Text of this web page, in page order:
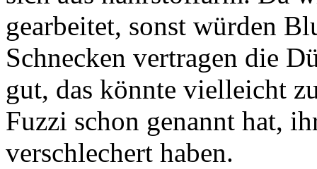
gearbeitet, sonst würden
Schnecken vertragen die
gut, das könnte vielleicht
Fuzzi schon genannt hat,
verschlechert haben.